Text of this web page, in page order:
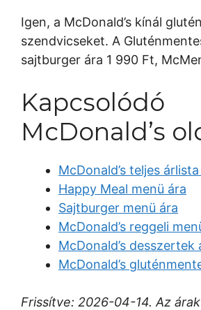
Igen, a McDonald’s kínál
szendvicseket. A
sajtburger ára 1 990 Ft,
Kapcsolódó
McDonald’s
McDonald’s teljes
Happy Meal menü ára
Sajtburger menü ára
McDonald’s reggeli
McDonald’s desszertek
McDonald’s
Frissítve: 2026-04-14. Az